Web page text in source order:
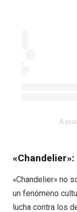
A
«Chandelier» no
un fenómeno
lucha contra los